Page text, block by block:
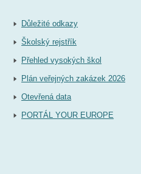
Důležité odkazy
Školský rejstřík
Přehled vysokých škol
Plán veřejných zakázek 2026
Otevřená data
PORTÁL YOUR EUROPE